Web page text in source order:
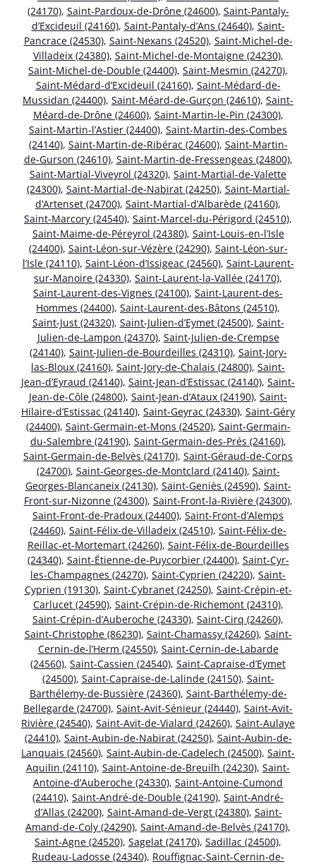
(24170), Saint-Pardoux-de-Drône (24600), Saint-Pantaly-
d’Excideuil (24160), Saint-Pantaly-d’Ans (24640), Saint-
Pancrace (24530), Saint-Nexans (24520), Saint-Michel-de-
Villadeix (24380), Saint-Michel-de-Montaigne (24230),
Saint-Michel-de-Double (24400), Saint-Mesmin (24270),
Saint-Médard-d’Excideuil (24160), Saint-Médard-de-
Mussidan (24400), Saint-Méard-de-Gurçon (24610), Saint-
Méard-de-Drône (24600), Saint-Martin-le-Pin (24300),
Saint-Martin-l’Astier (24400), Saint-Martin-des-Combes
(24140), Saint-Martin-de-Ribérac (24600), Saint-Martin-
de-Gurson (24610), Saint-Martin-de-Fressengeas (24800),
Saint-Martial-Viveyrol (24320), Saint-Martial-de-Valette
(24300), Saint-Martial-de-Nabirat (24250), Saint-Martial-
d’Artenset (24700), Saint-Martial-d’Albarède (24160),
Saint-Marcory (24540), Saint-Marcel-du-Périgord (24510),
Saint-Maime-de-Péreyrol (24380), Saint-Louis-en-l’Isle
(24400), Saint-Léon-sur-Vézère (24290), Saint-Léon-sur-
l’Isle (24110), Saint-Léon-d’Issigeac (24560), Saint-Laurent-
sur-Manoire (24330), Saint-Laurent-la-Vallée (24170),
Saint-Laurent-des-Vignes (24100), Saint-Laurent-des-
Hommes (24400), Saint-Laurent-des-Bâtons (24510),
Saint-Just (24320), Saint-Julien-d’Eymet (24500), Saint-
Julien-de-Lampon (24370), Saint-Julien-de-Crempse
(24140), Saint-Julien-de-Bourdeilles (24310), Saint-Jory-
las-Bloux (24160), Saint-Jory-de-Chalais (24800), Saint-
Jean-d’Eyraud (24140), Saint-Jean-d’Estissac (24140), Saint-
Jean-de-Côle (24800), Saint-Jean-d’Ataux (24190), Saint-
Hilaire-d’Estissac (24140), Saint-Geyrac (24330), Saint-Géry
(24400), Saint-Germain-et-Mons (24520), Saint-Germain-
du-Salembre (24190), Saint-Germain-des-Prés (24160),
Saint-Germain-de-Belvès (24170), Saint-Géraud-de-Corps
(24700), Saint-Georges-de-Montclard (24140), Saint-
Georges-Blancaneix (24130), Saint-Geniès (24590), Saint-
Front-sur-Nizonne (24300), Saint-Front-la-Rivière (24300),
Saint-Front-de-Pradoux (24400), Saint-Front-d’Alemps
(24460), Saint-Félix-de-Villadeix (24510), Saint-Félix-de-
Reillac-et-Mortemart (24260), Saint-Félix-de-Bourdeilles
(24340), Saint-Étienne-de-Puycorbier (24400), Saint-Cyr-
les-Champagnes (24270), Saint-Cyprien (24220), Saint-
Cyprien (19130), Saint-Cybranet (24250), Saint-Crépin-et-
Carlucet (24590), Saint-Crépin-de-Richemont (24310),
Saint-Crépin-d’Auberoche (24330), Saint-Cirq (24260),
Saint-Christophe (86230), Saint-Chamassy (24260), Saint-
Cernin-de-l’Herm (24550), Saint-Cernin-de-Labarde
(24560), Saint-Cassien (24540), Saint-Capraise-d’Eymet
(24500), Saint-Capraise-de-Lalinde (24150), Saint-
Barthélemy-de-Bussière (24360), Saint-Barthélemy-de-
Bellegarde (24700), Saint-Avit-Sénieur (24440), Saint-Avit-
Rivière (24540), Saint-Avit-de-Vialard (24260), Saint-Aulaye
(24410), Saint-Aubin-de-Nabirat (24250), Saint-Aubin-de-
Lanquais (24560), Saint-Aubin-de-Cadelech (24500), Saint-
Aquilin (24110), Saint-Antoine-de-Breuilh (24230), Saint-
Antoine-d’Auberoche (24330), Saint-Antoine-Cumond
(24410), Saint-André-de-Double (24190), Saint-André-
d’Allas (24200), Saint-Amand-de-Vergt (24380), Saint-
Amand-de-Coly (24290), Saint-Amand-de-Belvès (24170),
Saint-Agne (24520), Sagelat (24170), Sadillac (24500),
Rudeau-Ladosse (24340), Rouffignac-Saint-Cernin-de-